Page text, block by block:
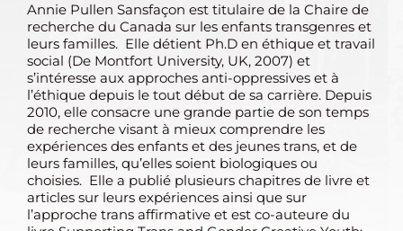
Annie Pullen Sansfaçon est titulaire de la Chaire de
recherche du Canada sur les enfants transgenres et
leurs familles. Elle détient Ph.D en éthique et travail
social (De Montfort University, UK, 2007) et
s’intéresse aux approches anti-oppressives et à
l’éthique depuis le tout début de sa carrière. Depuis
2010, elle consacre une grande partie de son temps
de recherche visant à mieux comprendre les
expériences des enfants et des jeunes trans, et de
leurs familles, qu’elles soient biologiques ou
choisies. Elle a publié plusieurs chapitres de livre et
articles sur leurs expériences ainsi que sur
l’approche trans affirmative et est co-auteure du